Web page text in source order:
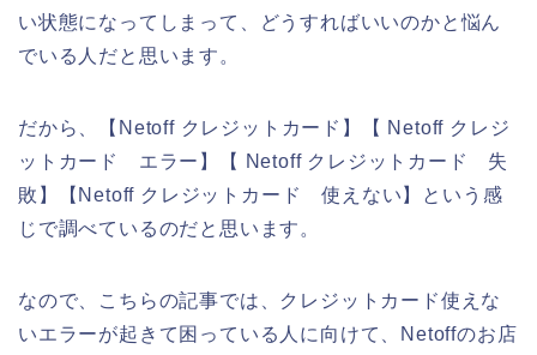
い状態になってしまって、どうすればいいのかと悩ん
でいる人だと思います。
だから、【Netoff クレジットカード】【 Netoff クレジ
ットカード エラー】【 Netoff クレジットカード 失
敗】【Netoff クレジットカード 使えない】という感
じで調べているのだと思います。
なので、こちらの記事では、クレジットカード使えな
いエラーが起きて困っている人に向けて、Netoffのお店